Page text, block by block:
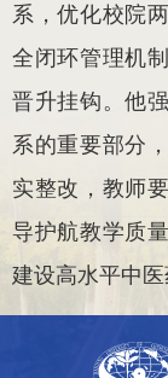
系，优化校院
全闭环管理机
晋升挂钩。他
系的重要部分
实整改，教师
导护航教学质
建设高水平中医